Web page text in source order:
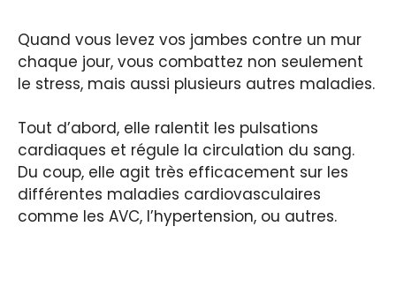
Quand vous levez vos jambes contre un mur
chaque jour, vous combattez non seulement
le stress, mais aussi plusieurs autres maladies.
Tout d’abord, elle ralentit les pulsations
cardiaques et régule la circulation du sang.
Du coup, elle agit très efficacement sur les
différentes maladies cardiovasculaires
comme les AVC, l’hypertension, ou autres.